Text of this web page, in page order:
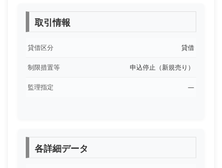
取引情報
貸借区分 貸借
制限措置等 申込停止（新規売り）
監理指定 ―
各詳細データ